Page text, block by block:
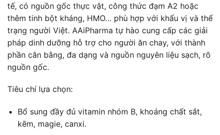
tế, có nguồn gốc thực vật, công thức đạm A2 hoặc
thêm tinh bột kháng, HMO… phù hợp với khẩu vị và thể
trạng người Việt. AAiPharma tự hào cung cấp các giải
pháp dinh dưỡng hỗ trợ cho người ăn chay, với thành
phần cân bằng, đa dạng và nguồn nguyên liệu sạch, rõ
nguồn gốc.
Tiêu chí lựa chọn:
Bổ sung đầy đủ vitamin nhóm B, khoáng chất sắt,
kẽm, magie, canxi.